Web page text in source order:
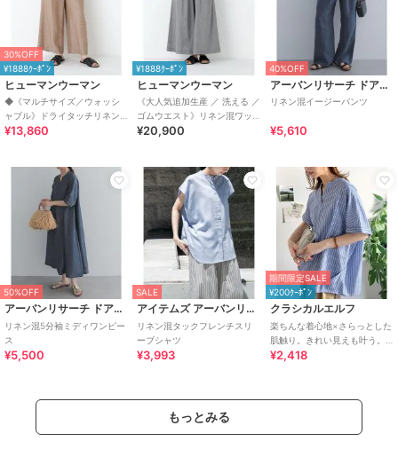
30%OFF
¥1888ｸｰﾎﾟﾝ
ヒューマンウーマン
◆《マルチサイズ／ウォッシ
ャブル》ドライタッチリネン
混ガウチョパン
¥13,860
¥1888ｸｰﾎﾟﾝ
ヒューマンウーマン
《大人気追加生産 ／ 洗える ／
ゴムウエスト》リネン混ワッ
シャータック
¥20,900
40%OFF
アーバンリサーチ ドアーズ
リネン混イージーパンツ
¥5,610
50%OFF
アーバンリサーチ ドアーズ
リネン混5分袖ミディワンピー
ス
¥5,500
SALE
アイテムズ アーバンリサーチ
リネン混タックフレンチスリ
ーブシャツ
¥3,993
期間限定SALE
¥200ｸｰﾎﾟﾝ
クラシカルエルフ
楽ちんな着心地×さらっとした
肌触り。きれい見えも叶う。
リネン混バンドカラースキッ
¥2,418
もっとみる